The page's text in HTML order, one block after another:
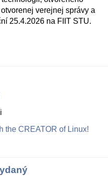
verejnej správy a
25.4.2026 na FIIT STU.
the CREATOR of Linux!